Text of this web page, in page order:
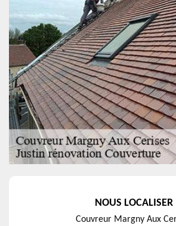
NOUS LOCALISER
Couvreur Margny Aux